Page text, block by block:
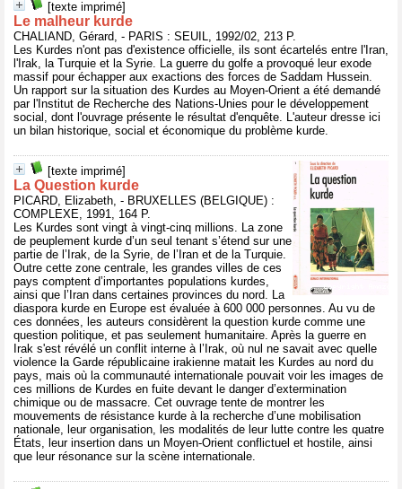
[texte imprimé]
Le malheur kurde
CHALIAND, Gérard, - PARIS : SEUIL, 1992/02, 213 P.
Les Kurdes n'ont pas d'existence officielle, ils sont écartelés entre l'Iran,
l'Irak, la Turquie et la Syrie. La guerre du golfe a provoqué leur exode
massif pour échapper aux exactions des forces de Saddam Hussein.
Un rapport sur la situation des Kurdes au Moyen-Orient a été demandé
par l'Institut de Recherche des Nations-Unies pour le développement
social, dont l'ouvrage présente le résultat d'enquête. L'auteur dresse ici
un bilan historique, social et économique du problème kurde.
[texte imprimé]
La Question kurde
PICARD, Elizabeth, - BRUXELLES (BELGIQUE) :
COMPLEXE, 1991, 164 P.
Les Kurdes sont vingt à vingt-cinq millions. La zone
de peuplement kurde d’un seul tenant s’étend sur une
partie de l’Irak, de la Syrie, de l’Iran et de la Turquie.
Outre cette zone centrale, les grandes villes de ces
pays comptent d’importantes populations kurdes,
ainsi que l’Iran dans certaines provinces du nord. La
diaspora kurde en Europe est évaluée à 600 000 personnes. Au vu de
ces données, les auteurs considèrent la question kurde comme une
question politique, et pas seulement humanitaire. Après la guerre en
Irak s'est révélé un conflit interne à l’Irak, où nul ne savait avec quelle
violence la Garde républicaine irakienne matait les Kurdes au nord du
pays, mais où la communauté internationale pouvait voir les images de
ces millions de Kurdes en fuite devant le danger d’extermination
chimique ou de massacre. Cet ouvrage tente de montrer les
mouvements de résistance kurde à la recherche d’une mobilisation
nationale, leur organisation, les modalités de leur lutte contre les quatre
États, leur insertion dans un Moyen-Orient conflictuel et hostile, ainsi
que leur résonance sur la scène internationale.